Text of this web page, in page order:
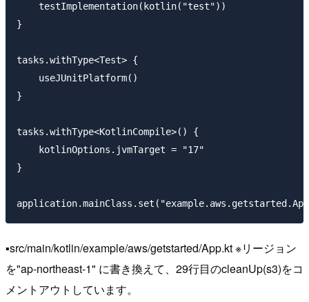
    testImplementation(kotlin("test"))
}
tasks.withType<Test> {
    useJUnitPlatform()
}
tasks.withType<KotlinCompile>() {
    kotlinOptions.jvmTarget = "17"
}
▪️src/main/kotlin/example/aws/getstarted/App.kt ※リージョン
を"ap-northeast-1" に書き換えて、29行目のcleanUp(s3)をコ
メントアウトしています。